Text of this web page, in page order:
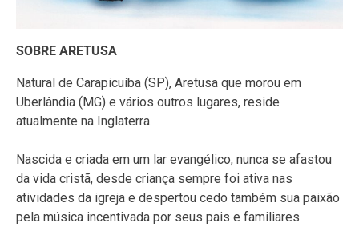
SOBRE ARETUSA
Natural de Carapicuíba (SP), Aretusa que morou em
Uberlândia (MG) e vários outros lugares, reside
atualmente na Inglaterra.
Nascida e criada em um lar evangélico, nunca se afastou
da vida cristã, desde criança sempre foi ativa nas
atividades da igreja e despertou cedo também sua paixão
pela música incentivada por seus pais e familiares